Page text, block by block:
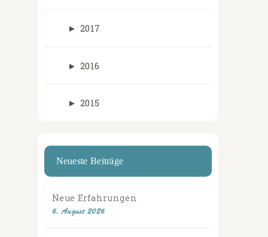
► 2017
► 2016
► 2015
Neueste Beiträge
Neue Erfahrungen
6. August 2026